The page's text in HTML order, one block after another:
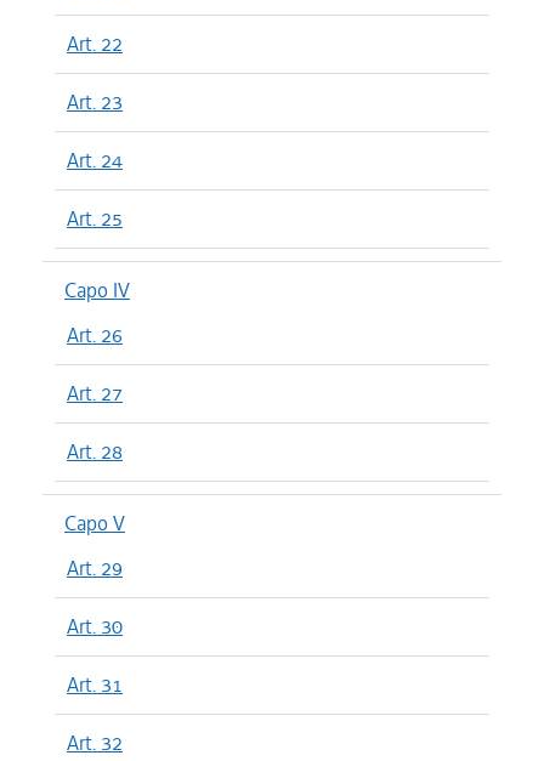
Art. 22
Art. 23
Art. 24
Art. 25
Capo IV
Art. 26
Art. 27
Art. 28
Capo V
Art. 29
Art. 30
Art. 31
Art. 32